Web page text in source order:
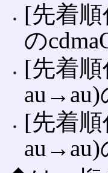
[先着順
の
[先着
au→au)
[先着順
au→au)